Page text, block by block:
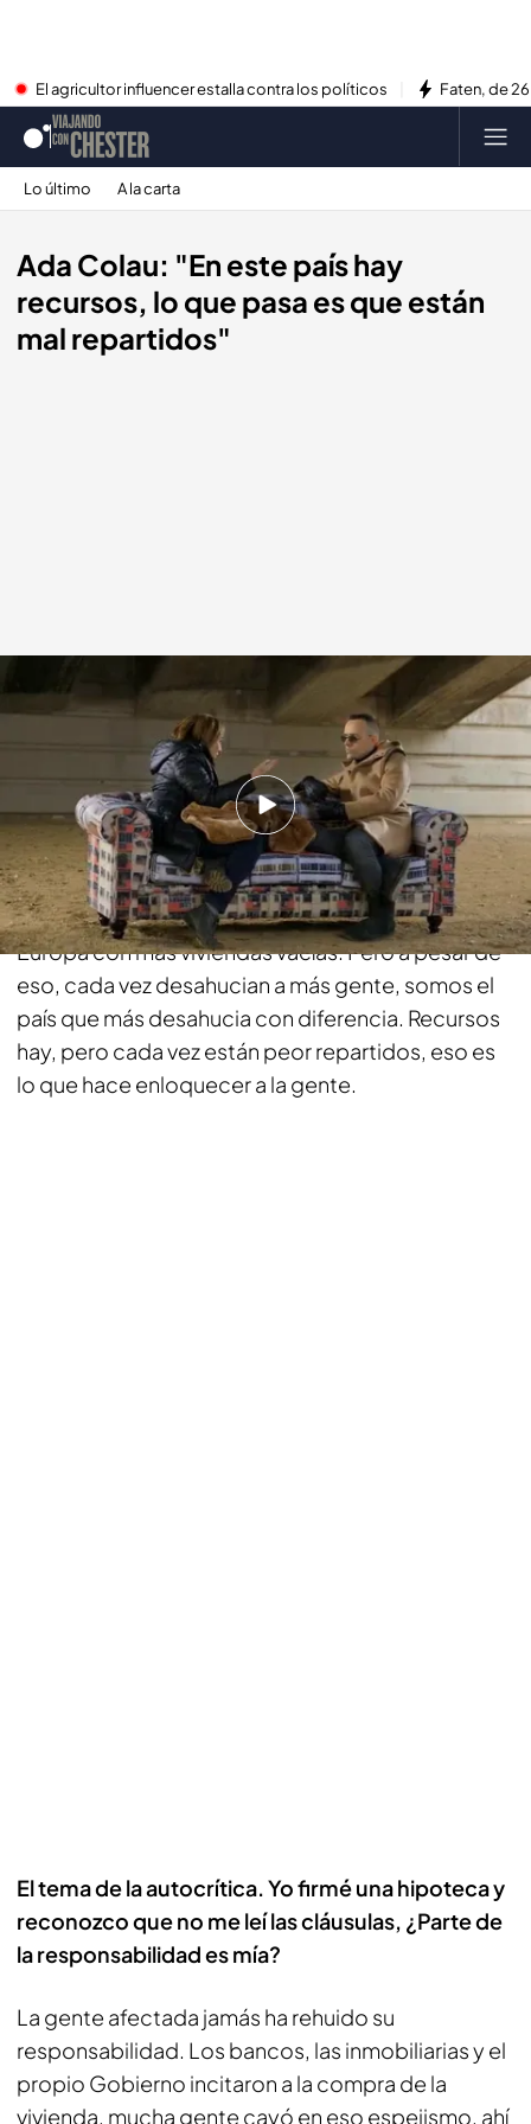
El agricultor influencer estalla contra los políticos Faten, de
Lo último A la carta
Ada Colau: "En este país hay
recursos, lo que pasa es que están
mal repartidos"
cuatro.com
Compartir
Si hay algo que no falta en este país son viviendas,
hay millones de viviendas vacías, es el país de
Europa con más viviendas vacías. Pero a pesar de
eso, cada vez desahucian a más gente, somos el
país que más desahucia con diferencia. Recursos
hay, pero cada vez están peor repartidos, eso es
lo que hace enloquecer a la gente.
El tema de la autocrítica. Yo firmé una hipoteca y
reconozco que no me leí las cláusulas, ¿Parte de
la responsabilidad es mía?
La gente afectada jamás ha rehuido su
responsabilidad. Los bancos, las inmobiliarias y el
propio Gobierno incitaron a la compra de la
vivienda, mucha gente cayó en eso espejismo, ahí